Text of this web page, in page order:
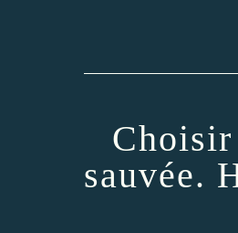
Choisir
sauvée.